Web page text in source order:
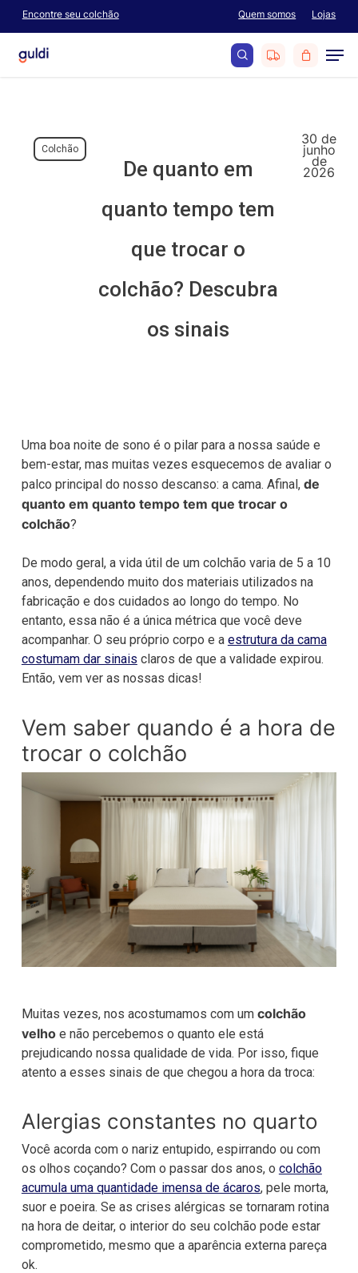
Skip
main
content
Encontre seu colchão Lojas
Quem somos
Colchão
De quanto em
quanto tempo tem
que trocar o
colchão? Descubra
os sinais
30 de
junho
de
2026
Uma boa noite de sono é o pilar para a nossa saúde e
bem-estar, mas muitas vezes esquecemos de avaliar o
palco principal do nosso descanso: a cama. Afinal, de
quanto em quanto tempo tem que trocar o
colchão?
De modo geral, a vida útil de um colchão varia de 5 a 10
anos, dependendo muito dos materiais utilizados na
fabricação e dos cuidados ao longo do tempo. No
entanto, essa não é a única métrica que você deve
acompanhar. O seu próprio corpo e a estrutura da cama
costumam dar sinais claros de que a validade expirou.
Então, vem ver as nossas dicas!
Vem saber quando é a hora de
trocar o colchão
Muitas vezes, nos acostumamos com um colchão
velhoe não percebemos o quanto ele está
prejudicando nossa qualidade de vida. Por isso, fique
atento a esses sinais de que chegou a hora da troca:
Alergias constantes no quarto
Você acorda com o nariz entupido, espirrando ou com
os olhos coçando? Com o passar dos anos, o colchão
acumula uma quantidade imensa de ácaros, pele morta,
suor e poeira. Se as crises alérgicas se tornaram rotina
na hora de deitar, o interior do seu colchão pode estar
comprometido, mesmo que a aparência externa pareça
ok.
Menu